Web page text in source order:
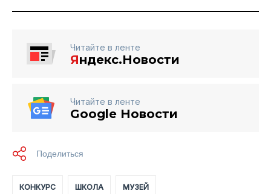
Читайте в ленте
Яндекс.Новости
Читайте в ленте
Google Новости
КОНКУРС ШКОЛА МУЗЕЙ